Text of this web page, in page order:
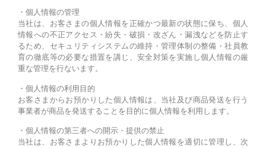
・個人情報の管理
当社は、お客さまの個人情報を正確かつ最新の状態に保ち、個人
情報への不正アクセス・紛失・破損・改ざん・漏洩などを防止す
るため、セキュリティシステムの維持・管理体制の整備・社員教
育の徹底等の必要な措置を講じ、安全対策を実施し個人情報の厳
重な管理を行ないます。
・個人情報の利用目的
お客さまからお預かりした個人情報は、当社及び商品発送を行う
事業者が商品を発送することを目的に個人情報を利用します。
・個人情報の第三者への開示・提供の禁止
当社は、お客さまよりお預かりした個人情報を適切に管理し、次